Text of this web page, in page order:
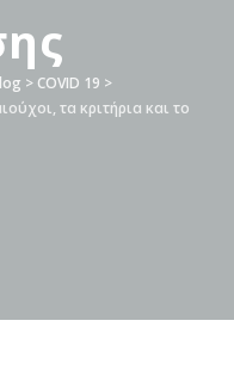
> COVID 19 >
τα κριτήρια και το